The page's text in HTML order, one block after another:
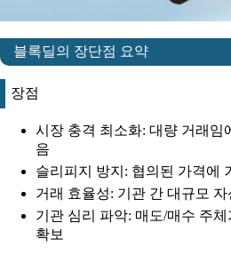
블록딜의 장단점 요약
장점
시장 충격 최소화: 대량 거래임
음
슬리피지 방지: 협의된 가격에
거래 효율성: 기관 간 대규모 자
기관 심리 파악: 매도/매수 주
확보